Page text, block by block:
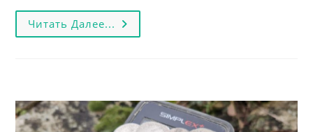
Читать Далее... Разборка
Металлоискателя
Nokta
Внутри